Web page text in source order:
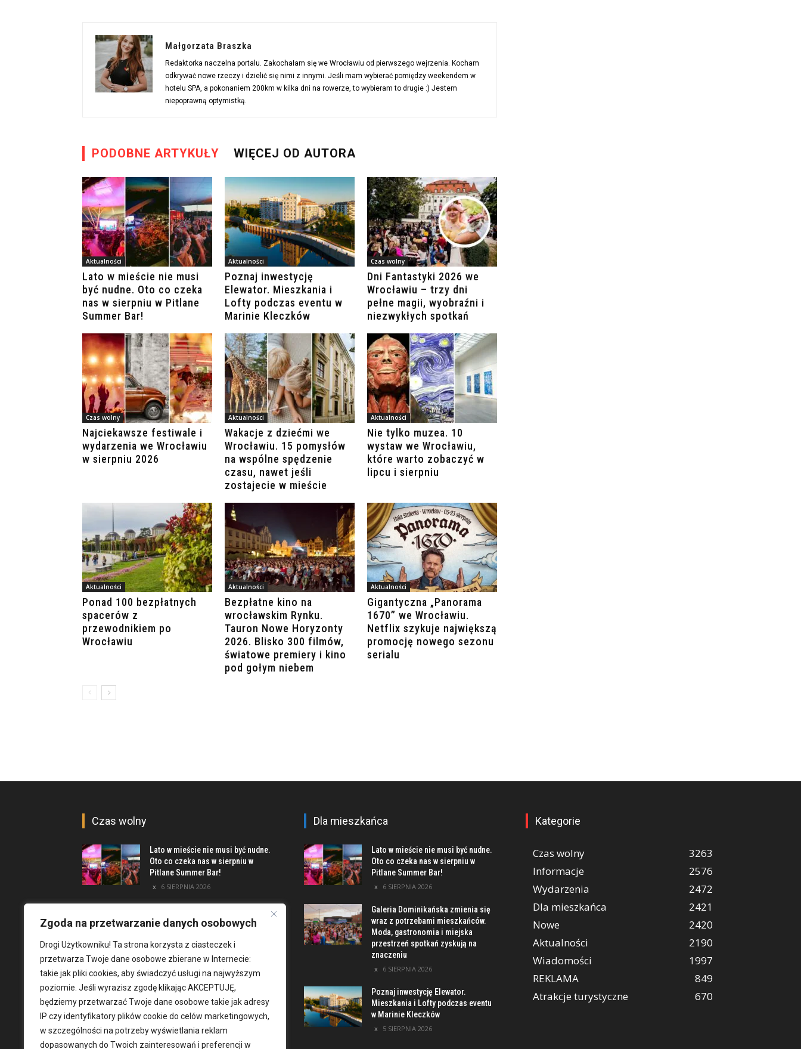
Zgoda na przetwarzanie danych osobowych
Drogi Użytkowniku! Ta strona korzysta z ciasteczek i
przetwarza Twoje dane osobowe zbierane w Internecie:
takie jak pliki cookies, aby świadczyć usługi na najwyższym
poziomie. Jeśli wyrazisz zgodę klikając AKCEPTUJĘ,
będziemy przetwarzać Twoje dane osobowe takie jak adresy
IP czy identyfikatory plików cookie do celów marketingowych,
w szczególności na potrzeby wyświetlania reklam
dopasowanych do Twoich zainteresowań i preferencji w
Małgorzata Braszka
Redaktorka naczelna portalu. Zakochałam się we Wrocławiu od pierwszego wejrzenia. Kocham
odkrywać nowe rzeczy i dzielić się nimi z innymi. Jeśli mam wybierać pomiędzy weekendem w
hotelu SPA, a pokonaniem 200km w kilka dni na rowerze, to wybieram to drugie :) Jestem
niepoprawną optymistką.
PODOBNE ARTYKUŁY WIĘCEJ OD AUTORA
Aktualności
Lato w mieście nie musi
być nudne. Oto co czeka
nas w sierpniu w Pitlane
Summer Bar!
Aktualności
Poznaj inwestycję
Elewator. Mieszkania i
Lofty podczas eventu w
Marinie Kleczków
Czas wolny
Dni Fantastyki 2026 we
Wrocławiu – trzy dni
pełne magii, wyobraźni i
niezwykłych spotkań
Czas wolny
Najciekawsze festiwale i
wydarzenia we Wrocławiu
w sierpniu 2026
Aktualności
Wakacje z dziećmi we
Wrocławiu. 15 pomysłów
na wspólne spędzenie
czasu, nawet jeśli
zostajecie w mieście
Aktualności
Nie tylko muzea. 10
wystaw we Wrocławiu,
które warto zobaczyć w
lipcu i sierpniu
Aktualności
Ponad 100 bezpłatnych
spacerów z
przewodnikiem po
Wrocławiu
Aktualności
Bezpłatne kino na
wrocławskim Rynku.
Tauron Nowe Horyzonty
2026. Blisko 300 filmów,
światowe premiery i kino
pod gołym niebem
Aktualności
Gigantyczna „Panorama
1670” we Wrocławiu.
Netflix szykuje największą
promocję nowego sezonu
serialu
Czas wolny
Lato w mieście nie musi być nudne.
Oto co czeka nas w sierpniu w
Pitlane Summer Bar!
6 SIERPNIA 2026
Mieszkania i Lofty podczas eventu
w Marinie Kleczków
5 SIERPNIA 2026
Najciekawsze miejsca na obrzeżach
Wrocławia [TOP 8]
4 SIERPNIA 2026
Dla mieszkańca
Lato w mieście nie musi być nudne.
Oto co czeka nas w sierpniu w
Pitlane Summer Bar!
6 SIERPNIA 2026
Galeria Dominikańska zmienia się
wraz z potrzebami mieszkańców.
Moda, gastronomia i miejska
przestrzeń spotkań zyskują na
znaczeniu
6 SIERPNIA 2026
Poznaj inwestycję Elewator.
Mieszkania i Lofty podczas eventu
w Marinie Kleczków
5 SIERPNIA 2026
Kategorie
Czas wolny
3263
Informacje
2576
Wydarzenia
2472
Dla mieszkańca
2421
Nowe
2420
Aktualności
2190
Wiadomości
1997
REKLAMA
849
Atrakcje turystyczne
670